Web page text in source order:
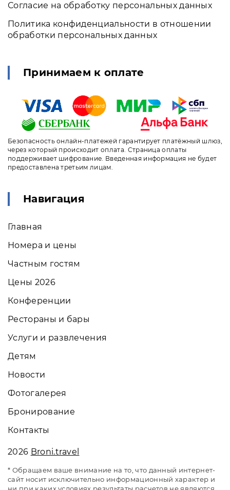
Согласие на обработку персональных данных
Политика конфиденциальности в отношении
обработки персональных данных
Принимаем к оплате
Безопасность онлайн-платежей гарантирует платёжный шлюз,
через который происходит оплата. Страница оплаты
поддерживает шифрование. Введенная информация не будет
предоставлена третьим лицам.
Навигация
Главная
Номера и цены
Частным гостям
Цены 2026
Конференции
Рестораны и бары
Услуги и развлечения
Детям
Новости
Фотогалерея
Бронирование
Контакты
2026 Broni.travel
* Обращаем ваше внимание на то, что данный интернет-
сайт носит исключительно информационный характер и
ни при каких условиях результаты расчетов не являются